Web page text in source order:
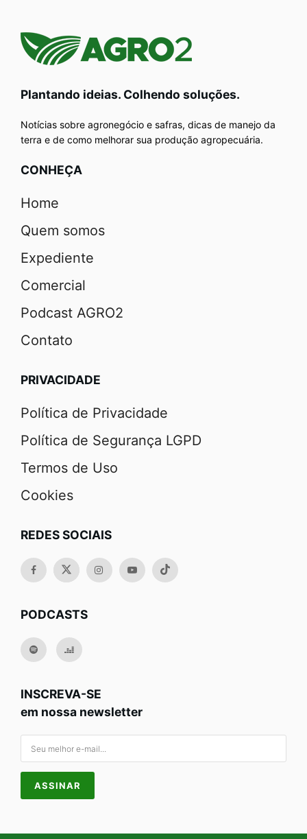
Plantando ideias. Colhendo soluções.
Notícias sobre agronegócio e safras, dicas de manejo da
terra e de como melhorar sua produção agropecuária.
CONHEÇA
Home
Quem somos
Expediente
Comercial
Podcast AGRO2
Contato
PRIVACIDADE
Política de Privacidade
Política de Segurança LGPD
Termos de Uso
Cookies
REDES SOCIAIS
PODCASTS
INSCREVA-SE
em nossa newsletter